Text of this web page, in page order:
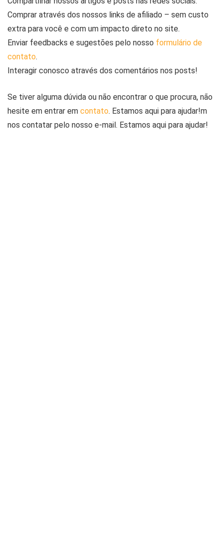
Comprar através dos nossos links de afiliado – sem custo
extra para você e com um impacto direto no site.
Enviar feedbacks e sugestões pelo nosso formulário de
contato.
Interagir conosco através dos comentários nos posts!
Se tiver alguma dúvida ou não encontrar o que procura, não
hesite em entrar em contato. Estamos aqui para ajudar!m
nos contatar pelo nosso e-mail. Estamos aqui para ajudar!